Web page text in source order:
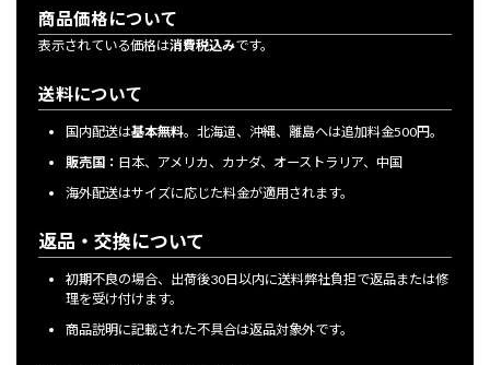
商品価格について
表示されている価格は消費税込みです。
送料について
国内配送は基本無料。北海道、沖縄、離島へは追加料金500円。
販売国： 日本、アメリカ、カナダ、オーストラリア、中国
海外配送はサイズに応じた料金が適用されます。
返品・交換について
初期不良の場合、出荷後30日以内に送料弊社負担で返品または修
理を受け付けます。
商品説明に記載された不具合は返品対象外です。